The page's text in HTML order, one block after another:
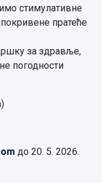
стимулативне
пратеће
за здравље,
погодности
до 20. 5. 2026.